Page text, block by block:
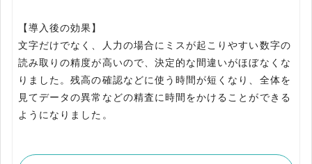
【導入後の効果】
文字だけでなく、人力の場合にミスが起こりやすい数字の
読み取りの精度が高いので、決定的な間違いがほぼなくな
りました。残高の確認などに使う時間が短くなり、全体を
見てデータの異常などの精査に時間をかけることができる
ようになりました。